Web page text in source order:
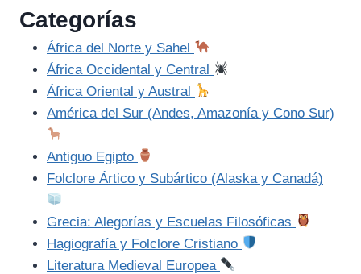
Categorías
África del Norte y Sahel
África Occidental y Central
África Oriental y Austral
América del Sur (Andes, Amazonía y Cono Sur)
Antiguo Egipto
Folclore Ártico y Subártico (Alaska y Canadá)
Grecia: Alegorías y Escuelas Filosóficas
Hagiografía y Folclore Cristiano
Literatura Medieval Europea